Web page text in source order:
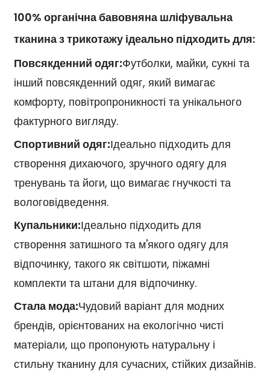
100% органічна бавовняна шліфувальна
тканина з трикотажу ідеально підходить для:
Повсякденний одяг:Футболки, майки, сукні та
інший повсякденний одяг, який вимагає
комфорту, повітропроникності та унікального
фактурного вигляду.
Спортивний одяг:Ідеально підходить для
створення дихаючого, зручного одягу для
тренувань та йоги, що вимагає гнучкості та
вологовідведення.
Купальники:Ідеально підходить для
створення затишного та м'якого одягу для
відпочинку, такого як світшоти, піжамні
комплекти та штани для відпочинку.
Стала мода:Чудовий варіант для модних
брендів, орієнтованих на екологічно чисті
матеріали, що пропонують натуральну і
стильну тканину для сучасних, стійких дизайнів.